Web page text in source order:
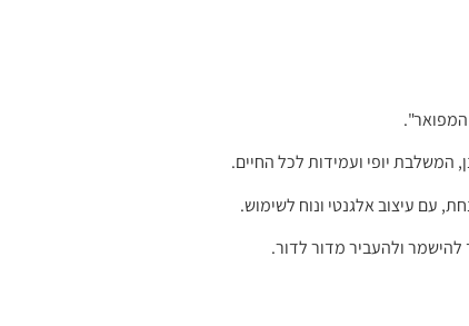
המשלבת יופי ועמידות לכל החיים.
עם עיצוב אלגנטי ונוח לשימוש.
ולהעביר מדור לדור.